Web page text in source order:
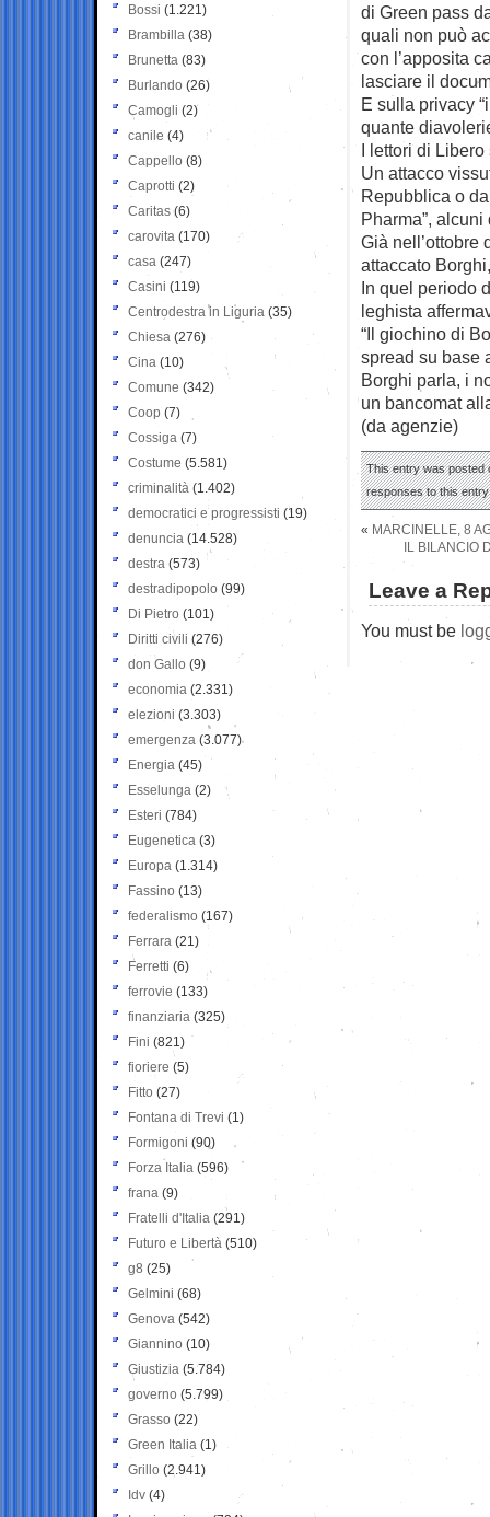
di Green pass
quali non può
con l’apposita
lasciare il
E sulla privacy
quante
I lettori di Libero
Un attacco
Repubblica o
Pharma”,
Già nell’ottobre
attaccato
In quel periodo
leghista
“Il giochino di
spread su base
Borghi parla, i
un bancomat
(da agenzie)
This entry was posted
responses to this
« MARCINELLE, 8
IL BILANCIO
Leave a
You must be
Bossi (1.221)
Brambilla (38)
Brunetta (83)
Burlando (26)
Camogli (2)
canile (4)
Cappello (8)
Caprotti (2)
Caritas (6)
carovita (170)
casa (247)
Casini (119)
Centrodestra in Liguria (35)
Chiesa (276)
Cina (10)
Comune (342)
Coop (7)
Cossiga (7)
Costume (5.581)
criminalità (1.402)
democratici e progressisti (19)
denuncia (14.528)
destra (573)
destradipopolo (99)
Di Pietro (101)
Diritti civili (276)
don Gallo (9)
economia (2.331)
elezioni (3.303)
emergenza (3.077)
Energia (45)
Esselunga (2)
Esteri (784)
Eugenetica (3)
Europa (1.314)
Fassino (13)
federalismo (167)
Ferrara (21)
Ferretti (6)
ferrovie (133)
finanziaria (325)
Fini (821)
fioriere (5)
Fitto (27)
Fontana di Trevi (1)
Formigoni (90)
Forza Italia (596)
frana (9)
Fratelli d'Italia (291)
Futuro e Libertà (510)
g8 (25)
Gelmini (68)
Genova (542)
Giannino (10)
Giustizia (5.784)
governo (5.799)
Grasso (22)
Green Italia (1)
Grillo (2.941)
Idv (4)